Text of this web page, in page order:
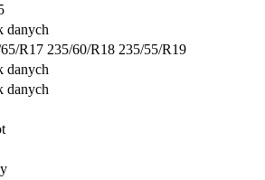
danych
R17 235/60/R18 235/55/R19
danych
danych